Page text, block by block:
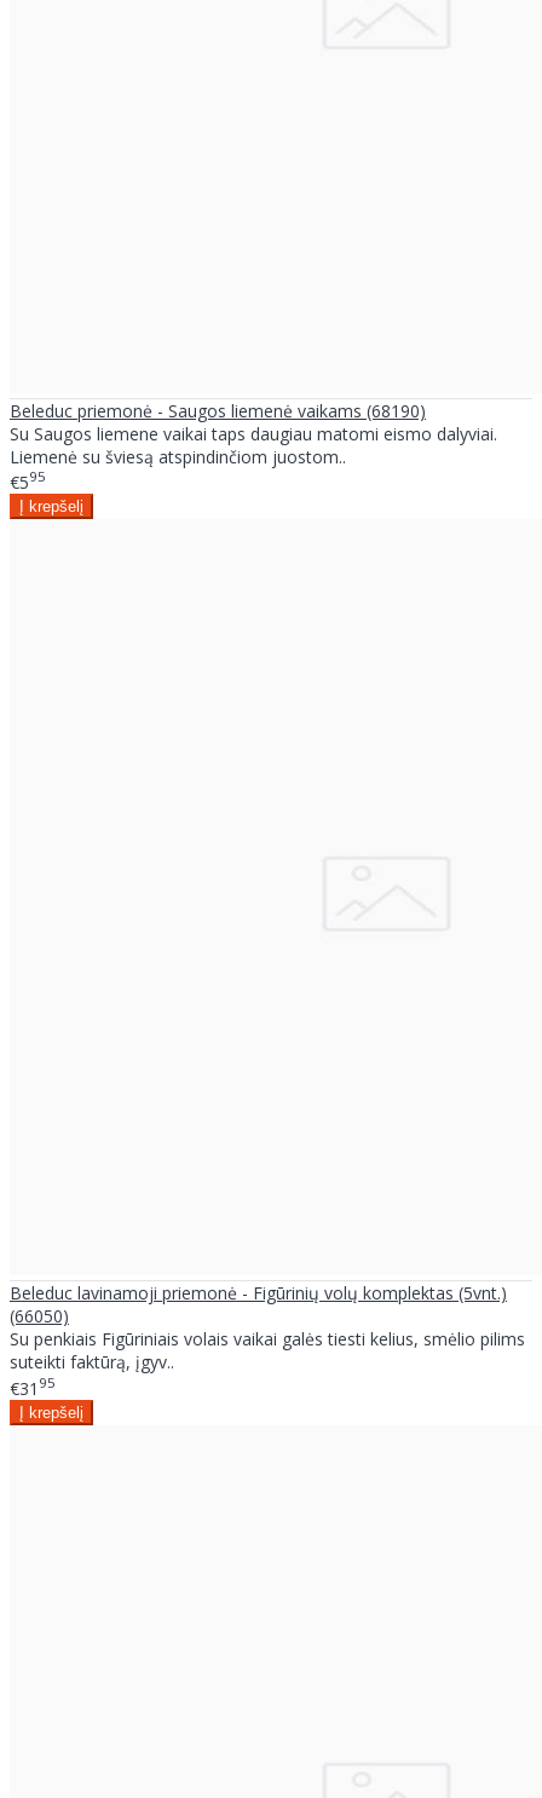
Beleduc priemonė - Saugos liemenė vaikams (68190)
Su Saugos liemene vaikai taps daugiau matomi eismo dalyviai.
Liemenė su šviesą atspindinčiom juostom..
€595
Beleduc lavinamoji priemonė - Figūrinių volų komplektas (5vnt.)
(66050)
Su penkiais Figūriniais volais vaikai galės tiesti kelius, smėlio pilims
suteikti faktūrą, įgyv..
€31 95